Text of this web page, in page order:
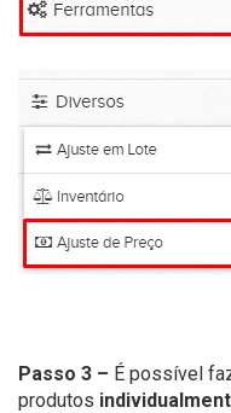
Passo 3 – É possível
produtos